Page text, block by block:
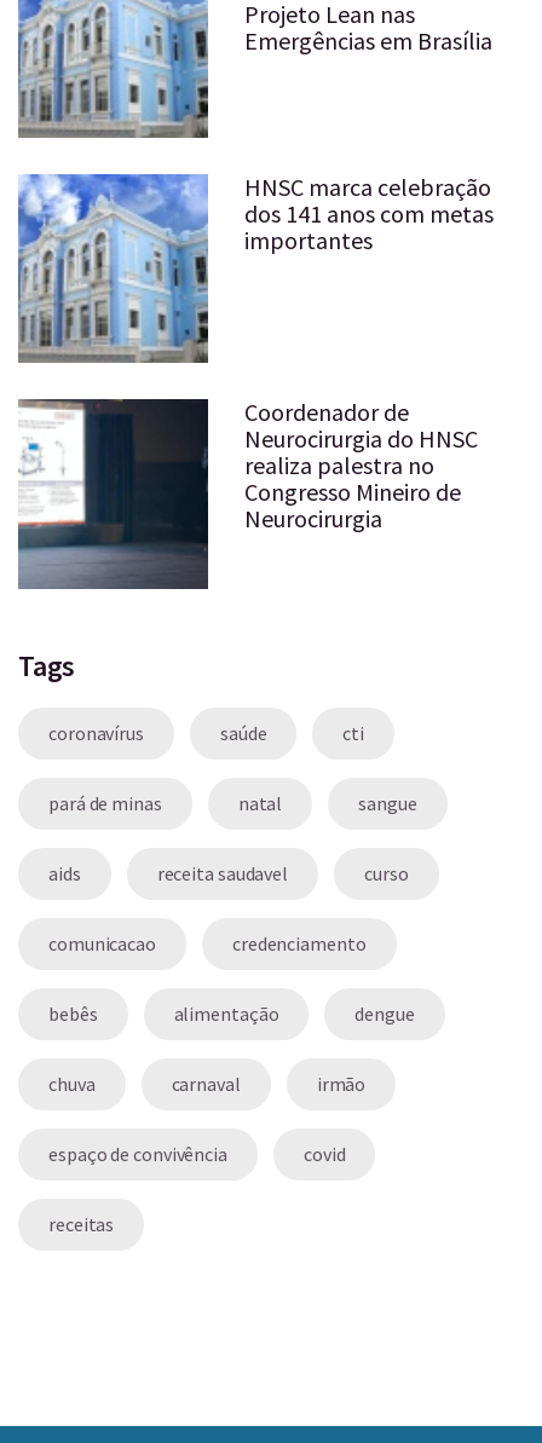
Projeto Lean nas
Emergências em Brasília
HNSC marca celebração
dos 141 anos com metas
importantes
Coordenador de
Neurocirurgia do HNSC
realiza palestra no
Congresso Mineiro de
Neurocirurgia
Tags
coronavírus saúde cti
pará de minas natal sangue
aids receita saudavel curso
comunicacao credenciamento
bebês alimentação dengue
chuva carnaval irmão
espaço de convivência covid
receitas